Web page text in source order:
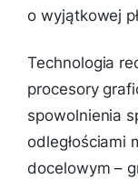
o wyjątkowej
Technologia
procesory
spowolnienia
odległościami
docelowym –